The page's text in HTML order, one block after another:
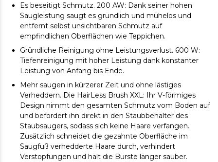
Es beseitigt Schmutz. 200 AW: Dank seiner hohen
Saugleistung saugt es gründlich und mühelos und
entfernt selbst unsichtbaren Schmutz auf
empfindlichen Oberflächen wie Teppichen.
Gründliche Reinigung ohne Leistungsverlust. 600 W:
Tiefenreinigung mit hoher Leistung dank konstanter
Leistung von Anfang bis Ende.
Mehr saugen in kürzerer Zeit und ohne lästiges
Verheddern. Die HairLess Brush XXL: Ihr V-förmiges
Design nimmt den gesamten Schmutz vom Boden auf
und befördert ihn direkt in den Staubbehälter des
Staubsaugers, sodass sich keine Haare verfangen.
Zusätzlich schneidet die gezahnte Oberfläche im
Saugfuß verhedderte Haare durch, verhindert
Verstopfungen und hält die Bürste länger sauber.